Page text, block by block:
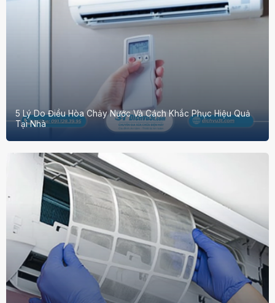
5 Lý Do Điều Hòa Chảy Nước Và Cách Khắc Phục Hiệu Quả
Tại Nhà